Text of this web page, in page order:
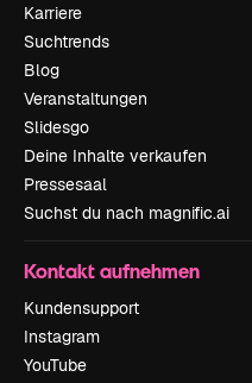
Karriere
Suchtrends
Blog
Veranstaltungen
Slidesgo
Deine Inhalte verkaufen
Pressesaal
Suchst du nach magnific.ai
Kontakt aufnehmen
Kundensupport
Instagram
YouTube